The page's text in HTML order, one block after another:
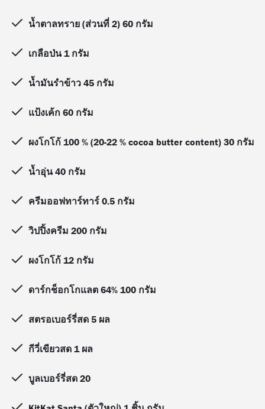
น้ำตาลทราย (ส่วนที่ 2) 60 กรัม
เกลือป่น 1 กรัม
น้ำมันรำข้าว 45 กรัม
แป้งเค้ก 60 กรัม
ผงโกโก้ 100 % (20-22 % cocoa butter content) 30 กรัม
น้ำอุ่น 40 กรัม
ครีมออฟทาร์ทาร์ 0.5 กรัม
วิปปิ้งครีม 200 กรัม
ผงโกโก้ 12 กรัม
ดาร์กช็อกโกแลต 64% 100 กรัม
สตรอเบอร์รี่สด 5 ผล
กีวี่เขียวสด 1 ผล
บูลเบอร์รี่สด 20